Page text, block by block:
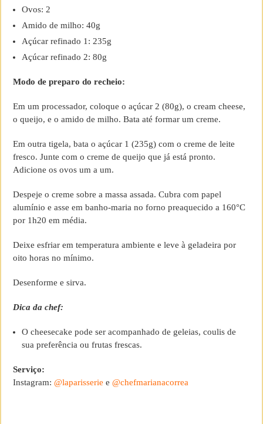
Ovos: 2
Amido de milho: 40g
Açúcar refinado 1: 235g
Açúcar refinado 2: 80g
Modo de preparo do recheio:
Em um processador, coloque o açúcar 2 (80g), o cream cheese,
o queijo, e o amido de milho. Bata até formar um creme.
Em outra tigela, bata o açúcar 1 (235g) com o creme de leite
fresco. Junte com o creme de queijo que já está pronto.
Adicione os ovos um a um.
Despeje o creme sobre a massa assada. Cubra com papel
alumínio e asse em banho-maria no forno preaquecido a 160°C
por 1h20 em média.
Deixe esfriar em temperatura ambiente e leve à geladeira por
oito horas no mínimo.
Desenforme e sirva.
Dica da chef:
O cheesecake pode ser acompanhado de geleias, coulis de
sua preferência ou frutas frescas.
Serviço:
Instagram:@laparisserie e@chefmarianacorrea